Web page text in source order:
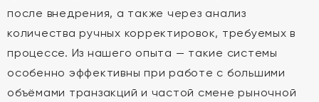
после внедрения, а также через анализ
количества ручных корректировок, требуемых в
процессе. Из нашего опыта — такие системы
особенно эффективны при работе с большими
объёмами транзакций и частой смене рыночной